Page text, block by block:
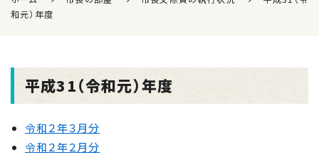
和元）年度
平成31（令和元）年度
令和２年３月分
令和２年２月分